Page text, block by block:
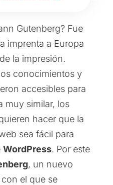
Gutenberg? Fue
imprenta a Europa
la impresión.
conocimientos y
accesibles para
muy similar, los
hacer que la
sea fácil para
WordPress. Por este
, un nuevo
el que se